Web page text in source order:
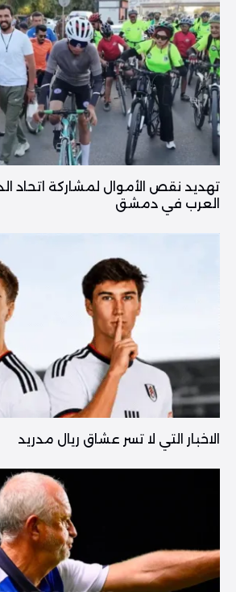
تهديد نقص الأموال لمشاركة اتحاد
العرب في دمشق
الاخبار التي لا تسر عشاق ريال مدريد